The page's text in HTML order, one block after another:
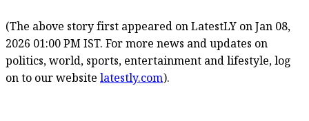
(The above story first appeared on LatestLY on Jan 08,
2026 01:00 PM IST. For more news and updates on
politics, world, sports, entertainment and lifestyle, log
on to our website latestly.com).